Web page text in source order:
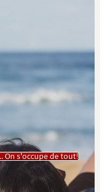
On s'occupe de tout!